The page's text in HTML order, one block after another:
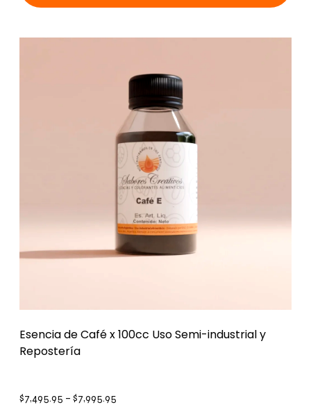
Esencia de Café x 100cc Uso Semi-industrial y
Repostería
$7,495.95 – $7,995.95